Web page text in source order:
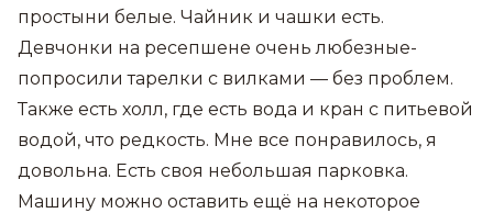
простыни белые. Чайник и чашки есть.
Девчонки на ресепшене очень любезные-
попросили тарелки с вилками — без проблем.
Также есть холл, где есть вода и кран с питьевой
водой, что редкость. Мне все понравилось, я
довольна. Есть своя небольшая парковка.
Машину можно оставить ещё на некоторое